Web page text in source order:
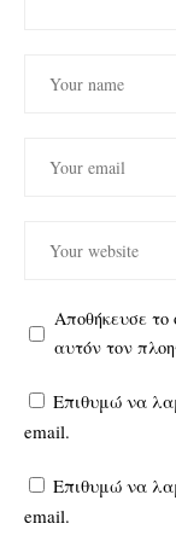
Αποθήκευσε το
αυτόν τον
Επιθυμώ να
email.
Επιθυμώ να
email.